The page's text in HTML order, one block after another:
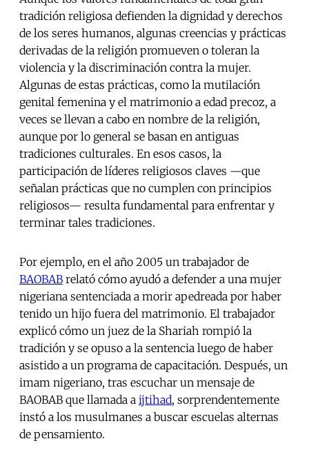
tradición religiosa defienden la dignidad y derechos
de los seres humanos, algunas creencias y prácticas
derivadas de la religión promueven o toleran la
violencia y la discriminación contra la mujer.
Algunas de estas prácticas, como la mutilación
genital femenina y el matrimonio a edad precoz, a
veces se llevan a cabo en nombre de la religión,
aunque por lo general se basan en antiguas
tradiciones culturales. En esos casos, la
participación de líderes religiosos claves —que
señalan prácticas que no cumplen con principios
religiosos— resulta fundamental para enfrentar y
terminar tales tradiciones.
Por ejemplo, en el año 2005 un trabajador de
BAOBAB relató cómo ayudó a defender a una mujer
nigeriana sentenciada a morir apedreada por haber
tenido un hijo fuera del matrimonio. El trabajador
explicó cómo un juez de la Shariah rompió la
tradición y se opuso a la sentencia luego de haber
asistido a un programa de capacitación. Después, un
imam nigeriano, tras escuchar un mensaje de
BAOBAB que llamada a ijtihad, sorprendentemente
instó a los musulmanes a buscar escuelas alternas
de pensamiento.